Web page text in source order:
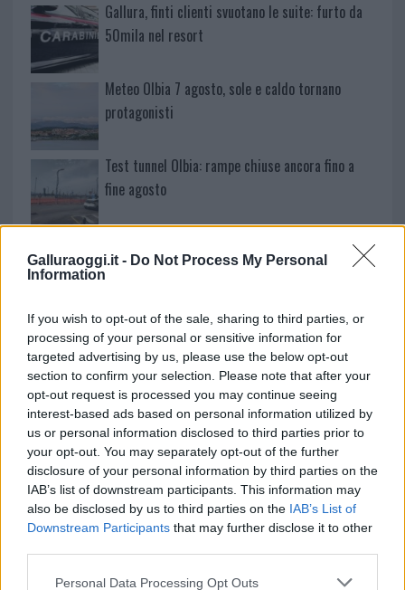
Galluraoggi.it - Do Not Process My Personal
Information
If you wish to opt-out of the sale, sharing to third parties, or
processing of your personal or sensitive information for
targeted advertising by us, please use the below opt-out
section to confirm your selection. Please note that after your
opt-out request is processed you may continue seeing
interest-based ads based on personal information utilized by
us or personal information disclosed to third parties prior to
your opt-out. You may separately opt-out of the further
disclosure of your personal information by third parties on the
IAB’s list of downstream participants. This information may
also be disclosed by us to third parties on the IAB’s List of
Downstream Participants that may further disclose it to other
Please note that this website/app uses one or more Google
Personal Data Processing Opt Outs
Gallura, finti clienti svuotano le suite: furto da
50mila nel resort
Meteo Olbia 7 agosto, sole e caldo tornano
protagonisti
Test tunnel Olbia: rampe chiuse ancora fino a
fine agosto
Aggius conquista la classifica delle mete più
amate dell’estate 2026
NECROLOGIE
Mario Malu